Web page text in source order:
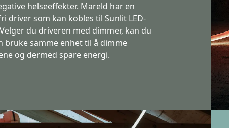
helseeffekter. Mareld har en
driver som kan kobles til Sunlit LED-
du driveren med dimmer, kan du
bruke samme enhet til å dimme
og dermed spare energi.